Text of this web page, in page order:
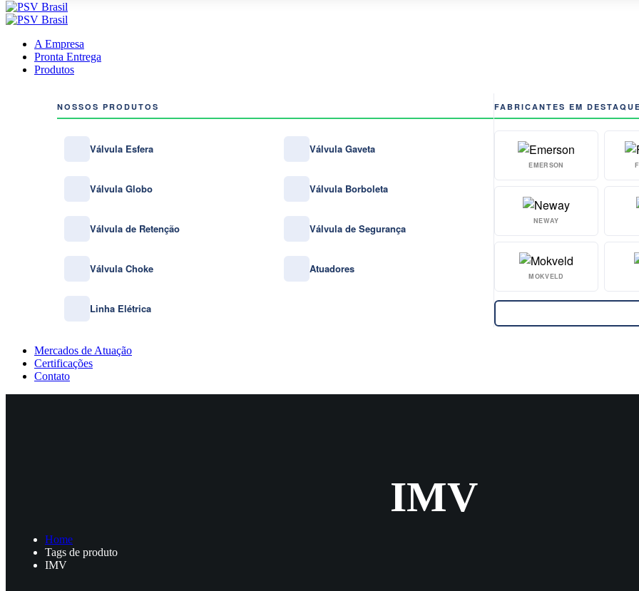
A Empresa
Pronta Entrega
Produtos
NOSSOS PRODUTOS
Válvula Esfera Válvula Gaveta
Válvula Globo Válvula Borboleta
Válvula de Retenção Válvula de Segurança
Válvula Choke Atuadores
Linha Elétrica
FABRICANTES EM
EMERSON
NEWAY
MOKVELD
Mercados de Atuação
Certificações
Contato
IMV
Home
Tags de produto
IMV